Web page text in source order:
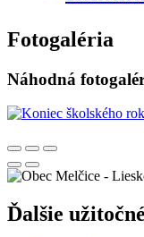
Fotogaléria
Náhodná
Ďalšie